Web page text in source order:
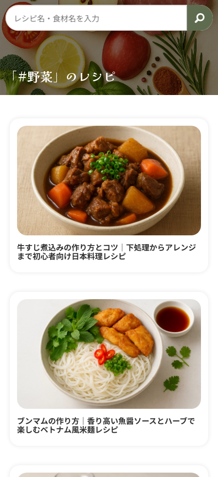
「#野菜」のレシピ
牛すじ煮込みの作り方とコツ｜下処理からアレンジ
まで初心者向け日本料理レシピ
ブンマムの作り方｜香り高い魚醤ソースとハーブで
楽しむベトナム風米麺レシピ